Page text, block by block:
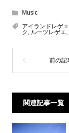
Music
アイランドレゲエ
ク
ルーツレゲエ
関連記事一覧